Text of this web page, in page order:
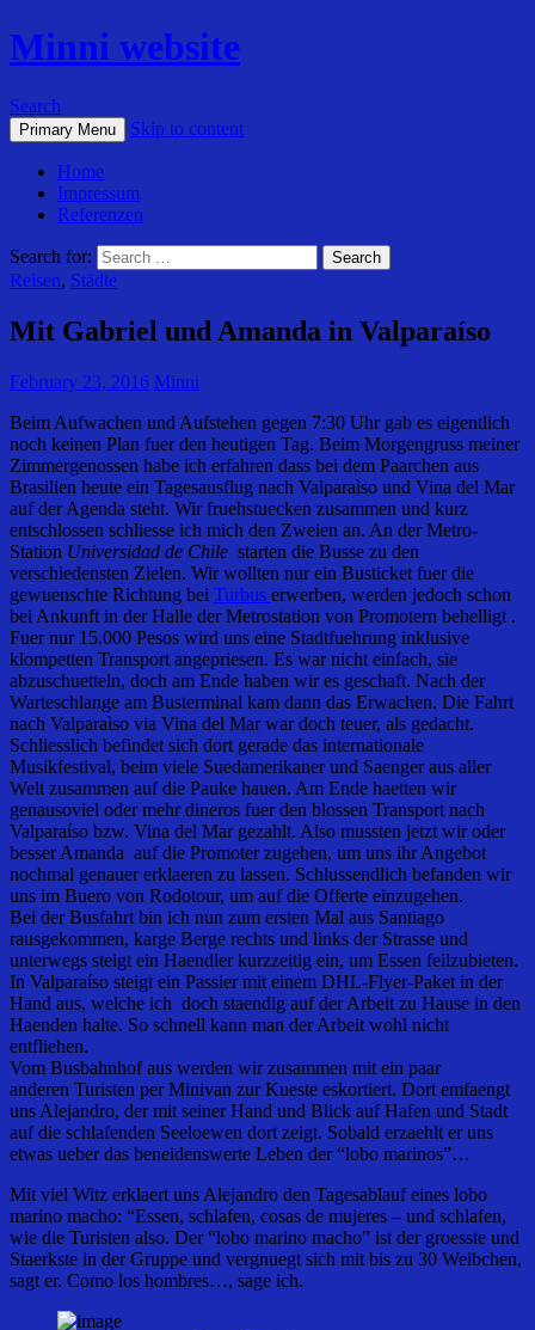
Minni website
Search
Primary Menu Skip to content
Home
Impressum
Referenzen
Search for:
Reisen, Städte
Mit Gabriel und Amanda in Valparaíso
February 23, 2016 Minni
Beim Aufwachen und Aufstehen gegen 7:30 Uhr gab es eigentlich
noch keinen Plan fuer den heutigen Tag. Beim Morgengruss meiner
Zimmergenossen habe ich erfahren dass bei dem Paarchen aus
Brasilien heute ein Tagesausflug nach Valparaìso und Vina del Mar
auf der Agenda steht. Wir fruehstuecken zusammen und kurz
entschlossen schliesse ich mich den Zweien an. An der Metro-
Station Universidad de Chile starten die Busse zu den
verschiedensten Zielen. Wir wollten nur ein Busticket fuer die
gewuenschte Richtung bei Turbus erwerben, werden jedoch schon
bei Ankunft in der Halle der Metrostation von Promotern behelligt .
Fuer nur 15.000 Pesos wird uns eine Stadtfuehrung inklusive
klompetten Transport angepriesen. Es war nicht einfach, sie
abzuschuetteln, doch am Ende haben wir es geschaft. Nach der
Warteschlange am Busterminal kam dann das Erwachen. Die Fahrt
nach Valparaìso via Vina del Mar war doch teuer, als gedacht.
Schliesslich befindet sich dort gerade das internationale
Musikfestival, beim viele Suedamerikaner und Saenger aus aller
Welt zusammen auf die Pauke hauen. Am Ende haetten wir
genausoviel oder mehr dineros fuer den blossen Transport nach
Valparaíso bzw. Vina del Mar gezahlt. Also mussten jetzt wir oder
besser Amanda auf die Promoter zugehen, um uns ihr Angebot
nochmal genauer erklaeren zu lassen. Schlussendlich befanden wir
uns im Buero von Rodotour, um auf die Offerte einzugehen.
Bei der Busfahrt bin ich nun zum ersten Mal aus Santiago
rausgekommen, karge Berge rechts und links der Strasse und
unterwegs steigt ein Haendler kurzzeitig ein, um Essen feilzubieten.
In Valparaíso steigt ein Passier mit einem DHL-Flyer-Paket in der
Hand aus, welche ich doch staendig auf der Arbeit zu Hause in den
Haenden halte. So schnell kann man der Arbeit wohl nicht
entfliehen.
Vom Busbahnhof aus werden wir zusammen mit ein paar
anderen Turisten per Minivan zur Kueste eskortiert. Dort emfaengt
uns Alejandro, der mit seiner Hand und Blick auf Hafen und Stadt
auf die schlafenden Seeloewen dort zeigt. Sobald erzaehlt er uns
etwas ueber das beneidenswerte Leben der “lobo marinos”…
Mit viel Witz erklaert uns Alejandro den Tagesablauf eines lobo
marino macho: “Essen, schlafen, cosas de mujeres – und schlafen,
wie die Turisten also. Der “lobo marino macho” ist der groesste und
Staerkste in der Gruppe und vergnuegt sich mit bis zu 30 Weibchen,
sagt er. Como los hombres…, sage ich.